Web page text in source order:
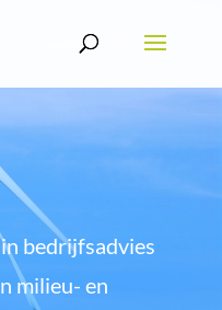
bedrijfsadvies
milieu- en